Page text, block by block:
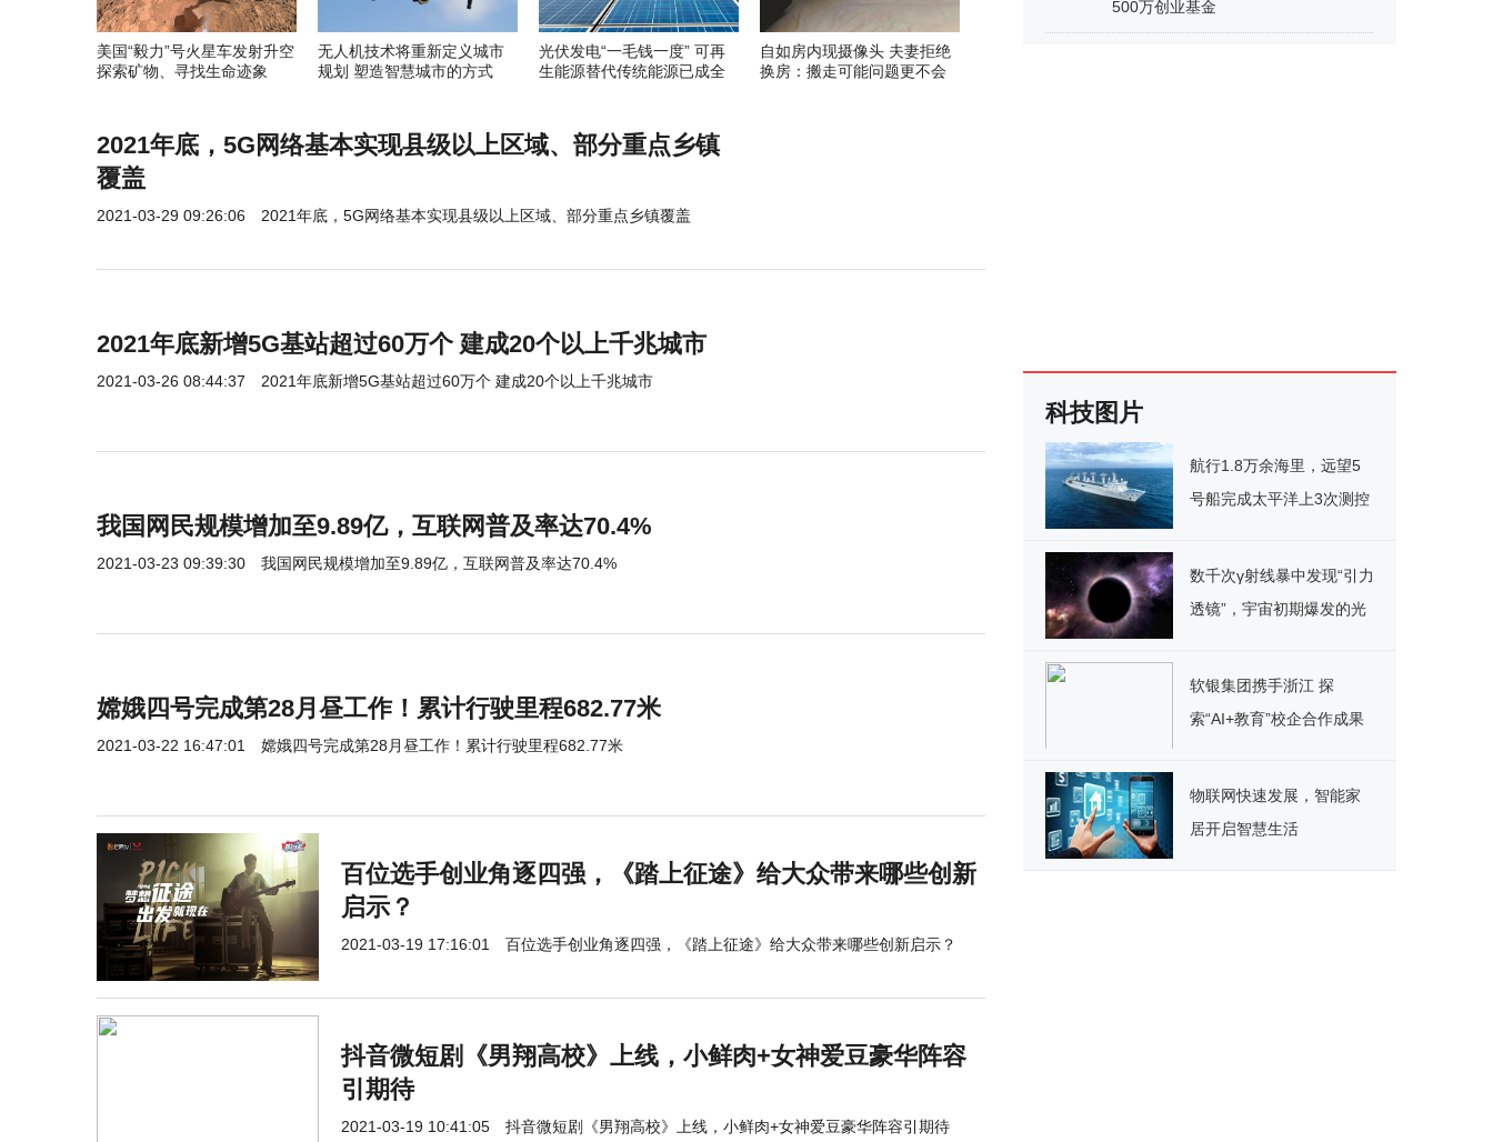
美国“毅力”号火星车发射升空
探索矿物、寻找生命迹象
无人机技术将重新定义城市
规划 塑造智慧城市的方式
光伏发电“一毛钱一度” 可再
生能源替代传统能源已成全
自如房内现摄像头 夫妻拒绝
换房：搬走可能问题更不会
2021年底，5G网络基本实现县级以上区域、部分重点乡镇
覆盖
2021-03-29 09:26:06 2021年底，5G网络基本实现县级以上区域、部分重点乡镇覆盖
2021年底新增5G基站超过60万个 建成20个以上千兆城市
2021-03-26 08:44:37 2021年底新增5G基站超过60万个 建成20个以上千兆城市
我国网民规模增加至9.89亿，互联网普及率达70.4%
2021-03-23 09:39:30 我国网民规模增加至9.89亿，互联网普及率达70.4%
嫦娥四号完成第28月昼工作！累计行驶里程682.77米
2021-03-22 16:47:01 嫦娥四号完成第28月昼工作！累计行驶里程682.77米
百位选手创业角逐四强，《踏上征途》给大众带来哪些创新
启示？
2021-03-19 17:16:01 百位选手创业角逐四强，《踏上征途》给大众带来哪些创新启示？
抖音微短剧《男翔高校》上线，小鲜肉+女神爱豆豪华阵容
引期待
2021-03-19 10:41:05 抖音微短剧《男翔高校》上线，小鲜肉+女神爱豆豪华阵容引期待
500万创业基金
科技图片
航行1.8万余海里，远望5
号船完成太平洋上3次测控
数千次γ射线暴中发现“引力
透镜”，宇宙初期爆发的光
软银集团携手浙江 探
索“AI+教育”校企合作成果
物联网快速发展，智能家
居开启智慧生活